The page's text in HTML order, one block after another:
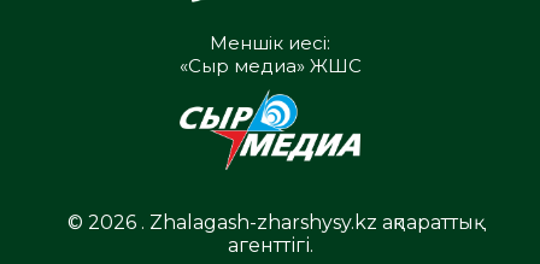
Меншік иесі:
«Сыр медиа» ЖШС
© 2026 . Zhalagash-zharshysy.kz ақпараттық
агенттігі.